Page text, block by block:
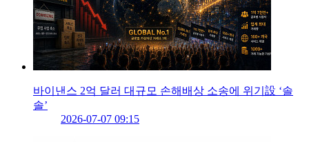
바이낸스 2억 달러 대규모 손해배상 소송에 위기設 ‘솔
솔’
2026-07-07 09:15